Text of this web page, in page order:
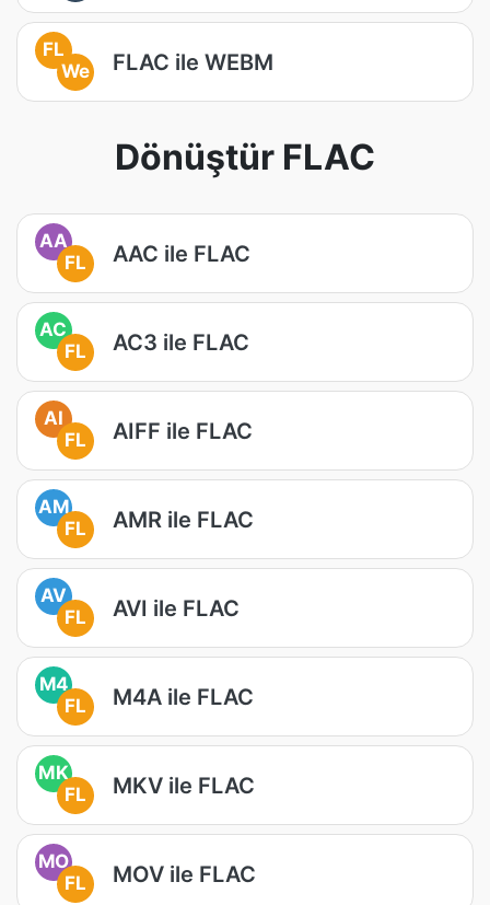
FL
We
FLAC ile WEBM
Dönüştür FLAC
AA
FL
AAC ile FLAC
AC
FL
AC3 ile FLAC
AI
FL
AIFF ile FLAC
AM
FL
AMR ile FLAC
AV
FL
AVI ile FLAC
M4
FL
M4A ile FLAC
MK
FL
MKV ile FLAC
MO
FL
MOV ile FLAC